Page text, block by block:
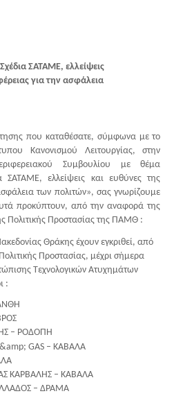
ΣΑΤΑΜΕ, ελλείψεις
για την ασφάλεια
που καταθέσατε, σύμφωνα με το
Κανονισμού Λειτουργίας, στην
Συμβουλίου με θέμα
ΣΑΤΑΜΕ, ελλείψεις και ευθύνες της
των πολιτών», σας γνωρίζουμε
προκύπτουν, από την αναφορά της
Πολιτικής Προστασίας της ΠΑΜΘ :
Θράκης έχουν εγκριθεί, από
Προστασίας, μέχρι σήμερα
Τεχνολογικών Ατυχημάτων
:
– ΡΟΔΟΠΗ
&amp; GAS – ΚΑΒΑΛΑ
ΚΑΡΒΑΛΗΣ – ΚΑΒΑΛΑ
– ΔΡΑΜΑ